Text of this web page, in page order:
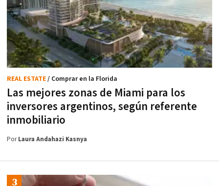
Las mejores zonas de Miami para los
inversores argentinos, según referente
inmobiliario
REAL ESTATE/ Comprar en la Florida
PorLaura Andahazi Kasnya